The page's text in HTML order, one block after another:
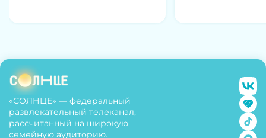
«СОЛНЦЕ» — федеральный
развлекательный телеканал,
рассчитанный на широкую
семейную аудиторию.